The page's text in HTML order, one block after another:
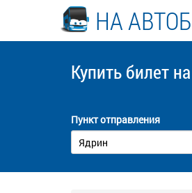
НА
Купить билет
Пункт отправления